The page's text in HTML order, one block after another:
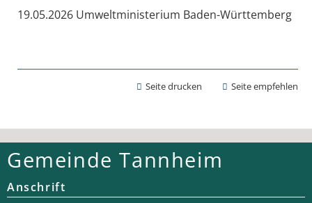
19.05.2026 Umweltministerium Baden-Württemberg
Seite drucken Seite empfehlen
Gemeinde Tannheim
Anschrift